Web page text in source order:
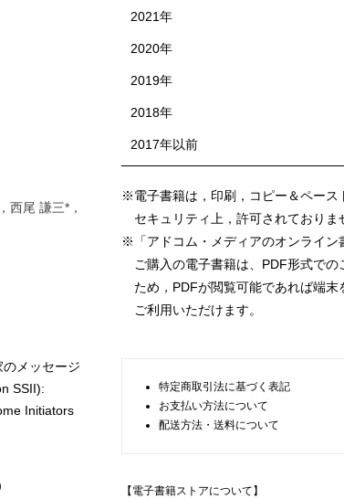
西尾 謙三*，
メッセージ
SSII):
Initiators
2021年
2020年
2019年
2018年
2017年以前
※電子書籍は，印刷，コピー＆ペース
セキュリティ上，許可されておりま
※「アドコム・メディアのオンライン
ご購入の電子書籍は、PDF形式での
ため，PDFが閲覧可能であれば端末
ご利用いただけます。
特定商取引法に基づく表記
お支払い方法について
配送方法・送料について
【電子書籍ストアについて】